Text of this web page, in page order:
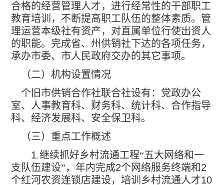
合格的经营管理人才，进行经常性的干部职工
教育培训，不断提高职工队伍的整体素质。管
理运营本级社有资产，对直属单位行使出资人
的职能。完成省、州供销社下达的各项任务，
承办市委、市人民政府交办的其它事项。
（二）机构设置情况
个旧市供销合作社联合社设有：党政办公
室、人事教育科、财务科、统计科、合作指导
科、经济发展科、安全保卫科。
（三）重点工作概述
1.继续抓好乡村流通工程“五大网络和一
支队伍建设”，年内完成2个网络服务终端和2
个红河农资连锁店建设，培训乡村流通人才10